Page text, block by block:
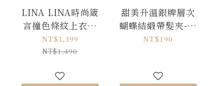
LINA LINA時尚箴
言撞色條紋上衣長
褲兩件組-藍X白
NT$1,399
NT$1,490
甜美升溫銀牌層次
蝴蝶結緞帶髮夾-香
檳粉
NT$190